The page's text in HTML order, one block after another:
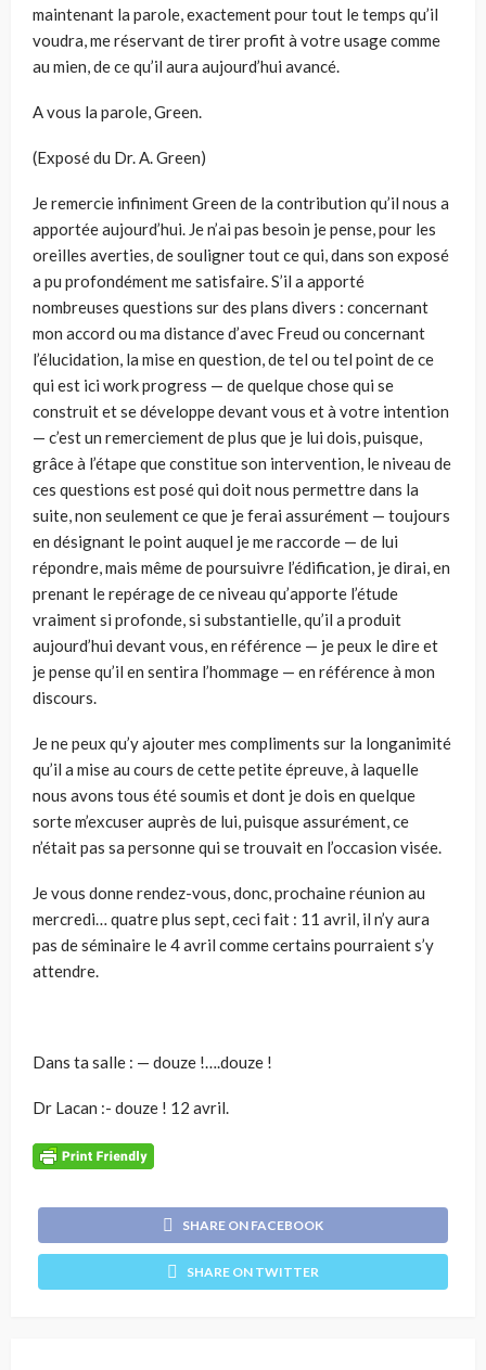
maintenant la parole, exactement pour tout le temps qu’il
voudra, me réservant de tirer profit à votre usage comme
au mien, de ce qu’il aura aujourd’hui avancé.
A vous la parole, Green.
(Exposé du Dr. A. Green)
Je remercie infiniment Green de la contribution qu’il nous a
apportée aujourd’hui. Je n’ai pas besoin je pense, pour les
oreilles averties, de souligner tout ce qui, dans son exposé
a pu profondément me satisfaire. S’il a apporté
nombreuses questions sur des plans divers : concernant
mon accord ou ma distance d’avec Freud ou concernant
l’élucidation, la mise en question, de tel ou tel point de ce
qui est ici work progress — de quelque chose qui se
construit et se développe devant vous et à votre intention
— c’est un remerciement de plus que je lui dois, puisque,
grâce à l’étape que constitue son intervention, le niveau de
ces questions est posé qui doit nous permettre dans la
suite, non seulement ce que je ferai assurément — toujours
en désignant le point auquel je me raccorde — de lui
répondre, mais même de poursuivre l’édification, je dirai, en
prenant le repérage de ce niveau qu’apporte l’étude
vraiment si profonde, si substantielle, qu’il a produit
aujourd’hui devant vous, en référence — je peux le dire et
je pense qu’il en sentira l’hommage — en référence à mon
discours.
Je ne peux qu’y ajouter mes compliments sur la longanimité
qu’il a mise au cours de cette petite épreuve, à laquelle
nous avons tous été soumis et dont je dois en quelque
sorte m’excuser auprès de lui, puisque assurément, ce
n’était pas sa personne qui se trouvait en l’occasion visée.
Je vous donne rendez-vous, donc, prochaine réunion au
mercredi… quatre plus sept, ceci fait : 11 avril, il n’y aura
pas de séminaire le 4 avril comme certains pourraient s’y
attendre.
Dans ta salle : — douze !….douze !
Dr Lacan :- douze ! 12 avril.
SHARE ON FACEBOOK
SHARE ON TWITTER